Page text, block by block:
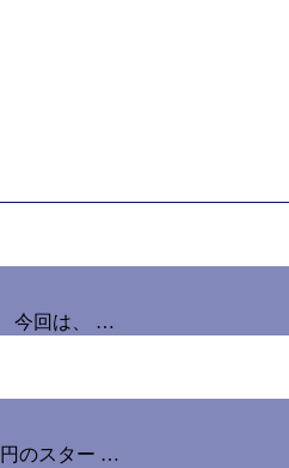
今回は、 …
円のスター …